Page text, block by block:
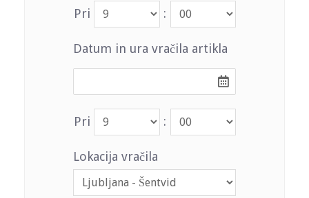
Pri :
Datum in ura vračila artikla
Pri :
Lokacija vračila